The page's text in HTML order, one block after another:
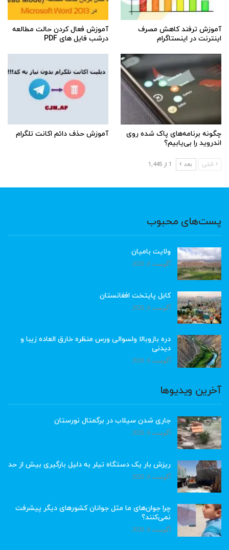
آموزش ترفند کاهش مصرف
اینترنت در اینستاگرام
آموزش فعال کردن حالت مطالعه
درشب فایل های PDF
چگونه برنامه‌های پاک شده روی
اندروید را بی‌یابیم؟
آموزش حذف دائم اکانت تلگرام
قبلی بعد 1 از 1,445
پست‌های محبوب
ولایت بامیان
آگوست 6, 2026
کابل پایتخت افغانستان
آگوست 6, 2026
دره بازوبالا ولسوالی ورس منظره خارق العاده زیبا و
دیدنی
آگوست 6, 2026
آخرین ویدیوها
جاری شدن سیلاب در برگمتال نورستان
آگوست 6, 2026
ریزش بار یک دستگاه تیلر به دلیل بارگیری بیش از حد
آگوست 6, 2026
چرا جوان‌های ما مثل جوانان کشورهای دیگر پیشرفت
نمی‌کنند؟
آگوست 6, 2026